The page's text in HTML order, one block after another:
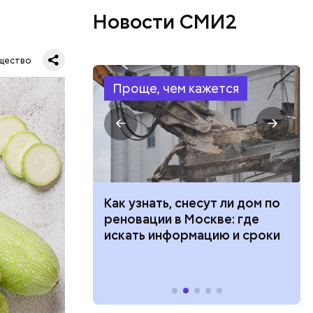
день, и
Новости СМИ2
Проще, чем кажется
тысяч
при
кто может
нужны
Как узнать, снесут ли дом по
реновации в Москве: где
искать информацию и сроки